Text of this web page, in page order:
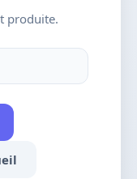
produite.